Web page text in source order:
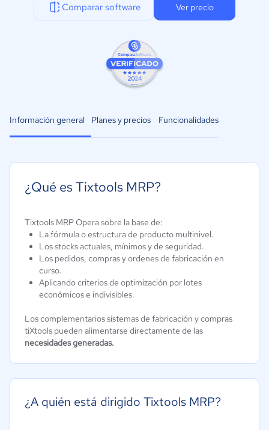
Comparar software Ver precio
Información general Planes y precios Funcionalidades
¿Qué es Tixtools MRP?
Tixtools MRP Opera sobre la base de:
La fórmula o estructura de producto multinivel.
Los stocks actuales, mínimos y de seguridad.
Los pedidos, compras y ordenes de fabricación en
curso.
Aplicando criterios de optimización por lotes
económicos e indivisibles.
Los complementarios sistemas de fabricación y compras
tiXtools pueden alimentarse directamente de las
necesidades generadas.
¿A quién está dirigido Tixtools MRP?